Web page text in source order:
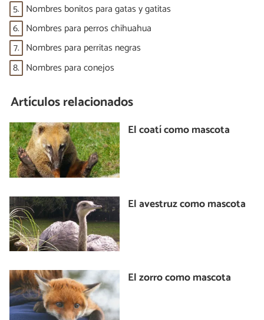
5. Nombres bonitos para gatas y gatitas
6. Nombres para perros chihuahua
7. Nombres para perritas negras
8. Nombres para conejos
Artículos relacionados
El coatí como mascota
El avestruz como mascota
El zorro como mascota